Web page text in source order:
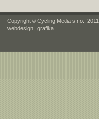
Copyright © Cycling Media s.r.o., 2011
webdesign | grafika